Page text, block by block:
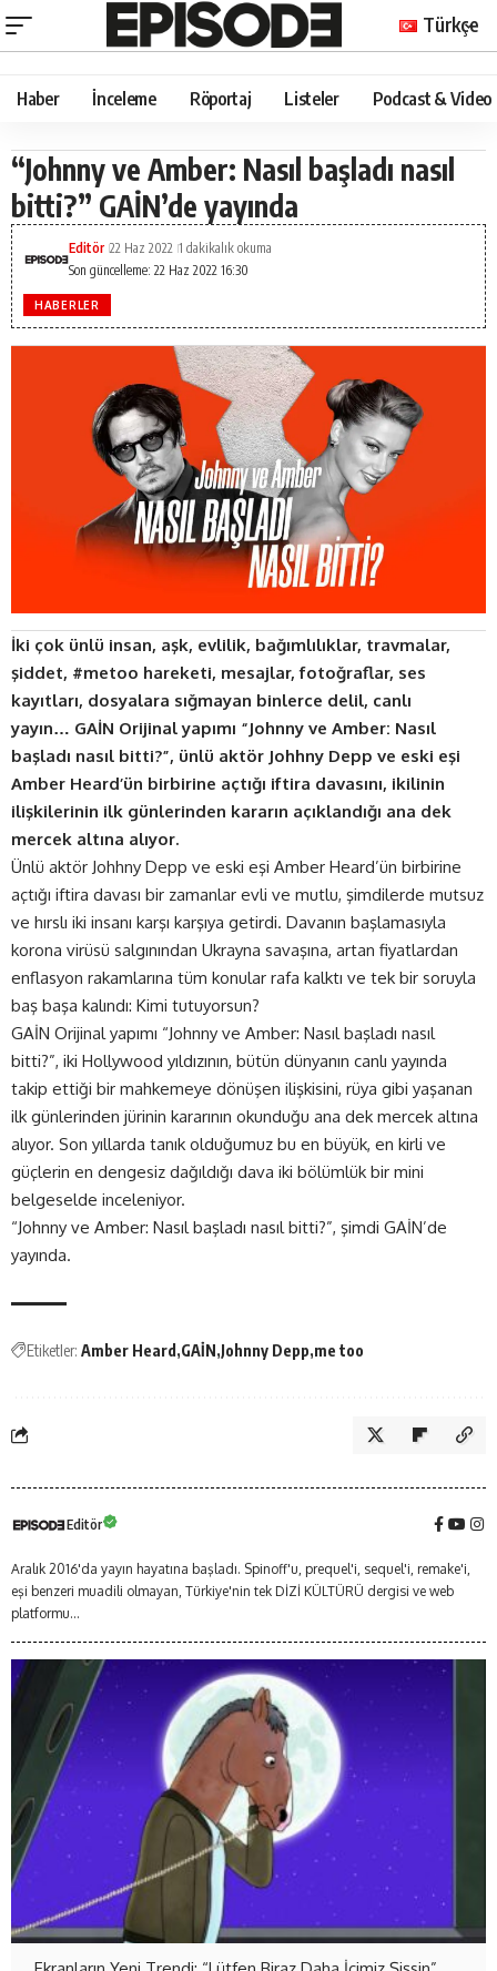
Türkçe
Haber İnceleme Röportaj Listeler Podcast & Video
“Johnny ve Amber: Nasıl başladı nasıl
bitti?” GAİN’de yayında
Son güncelleme: 22 Haz 2022 16:30
Editör 22 Haz 2022 1 dakikalık okuma
HABERLER
İki çok ünlü insan, aşk, evlilik, bağımlılıklar, travmalar,
şiddet, #metoo hareketi, mesajlar, fotoğraflar, ses
kayıtları, dosyalara sığmayan binlerce delil, canlı
yayın… GAİN Orijinal yapımı “Johnny ve Amber: Nasıl
başladı nasıl bitti?”, ünlü aktör Johhny Depp ve eski eşi
Amber Heard’ün birbirine açtığı iftira davasını, ikilinin
ilişkilerinin ilk günlerinden kararın açıklandığı ana dek
mercek altına alıyor.
Ünlü aktör Johhny Depp ve eski eşi Amber Heard’ün birbirine
açtığı iftira davası bir zamanlar evli ve mutlu, şimdilerde mutsuz
ve hırslı iki insanı karşı karşıya getirdi. Davanın başlamasıyla
korona virüsü salgınından Ukrayna savaşına, artan fiyatlardan
enflasyon rakamlarına tüm konular rafa kalktı ve tek bir soruyla
baş başa kalındı: Kimi tutuyorsun?
GAİN Orijinal yapımı “Johnny ve Amber: Nasıl başladı nasıl
bitti?”, iki Hollywood yıldızının, bütün dünyanın canlı yayında
takip ettiği bir mahkemeye dönüşen ilişkisini, rüya gibi yaşanan
ilk günlerinden jürinin kararının okunduğu ana dek mercek altına
alıyor. Son yıllarda tanık olduğumuz bu en büyük, en kirli ve
güçlerin en dengesiz dağıldığı dava iki bölümlük bir mini
belgeselde inceleniyor.
“Johnny ve Amber: Nasıl başladı nasıl bitti?”, şimdi GAİN’de
yayında.
Etiketler: Amber Heard GAİN Johnny Depp me too
Editör
Aralık 2016'da yayın hayatına başladı. Spinoff'u, prequel'i, sequel'i, remake'i,
eşi benzeri muadili olmayan, Türkiye'nin tek DİZİ KÜLTÜRÜ dergisi ve web
platformu...